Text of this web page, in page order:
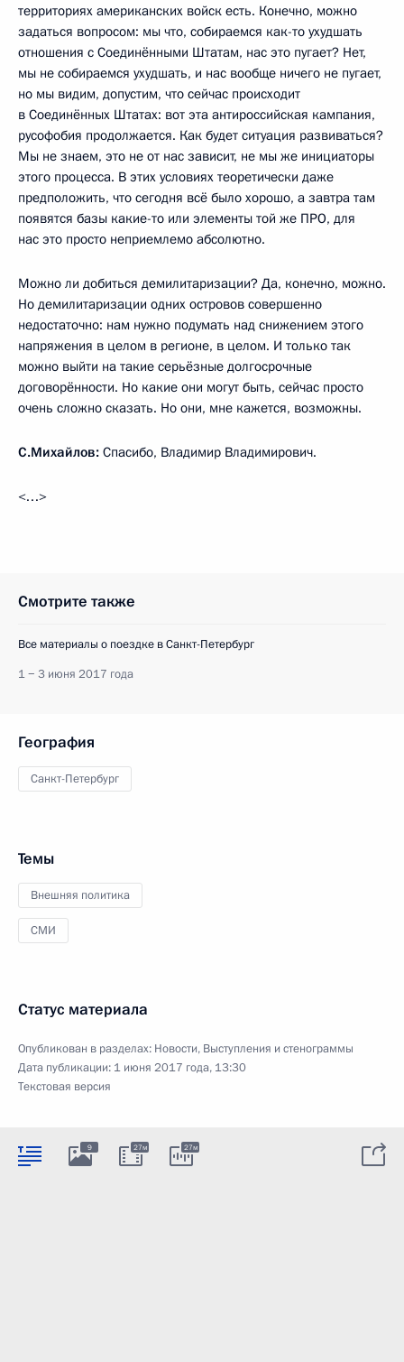
территориях американских войск есть. Конечно, можно
задаться вопросом: мы что, собираемся как-то ухудшать
отношения с Соединёнными Штатам, нас это пугает? Нет,
мы не собираемся ухудшать, и нас вообще ничего не пугает,
но мы видим, допустим, что сейчас происходит
в Соединённых Штатах: вот эта антироссийская кампания,
русофобия продолжается. Как будет ситуация развиваться?
Мы не знаем, это не от нас зависит, не мы же инициаторы
этого процесса. В этих условиях теоретически даже
предположить, что сегодня всё было хорошо, а завтра там
появятся базы какие-то или элементы той же ПРО, для
нас это просто неприемлемо абсолютно.
Можно ли добиться демилитаризации? Да, конечно, можно.
Но демилитаризации одних островов совершенно
недостаточно: нам нужно подумать над снижением этого
напряжения в целом в регионе, в целом. И только так
можно выйти на такие серьёзные долгосрочные
договорённости. Но какие они могут быть, сейчас просто
очень сложно сказать. Но они, мне кажется, возможны.
С.Михайлов: Спасибо, Владимир Владимирович.
<…>
Смотрите также
Все материалы о поездке в Санкт-Петербург
1 − 3 июня 2017 года
География
Санкт-Петербург
Темы
Внешняя политика
СМИ
Статус материала
Опубликован в разделах: Новости, Выступления и стенограммы
Дата публикации: 1 июня 2017 года, 13:30
Текстовая версия
9 27м 27м